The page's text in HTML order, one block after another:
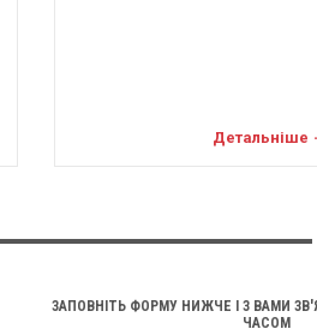
Детальніше
ЗАПОВНІТЬ ФОРМУ НИЖЧЕ І З ВАМИ
ЧАСОМ